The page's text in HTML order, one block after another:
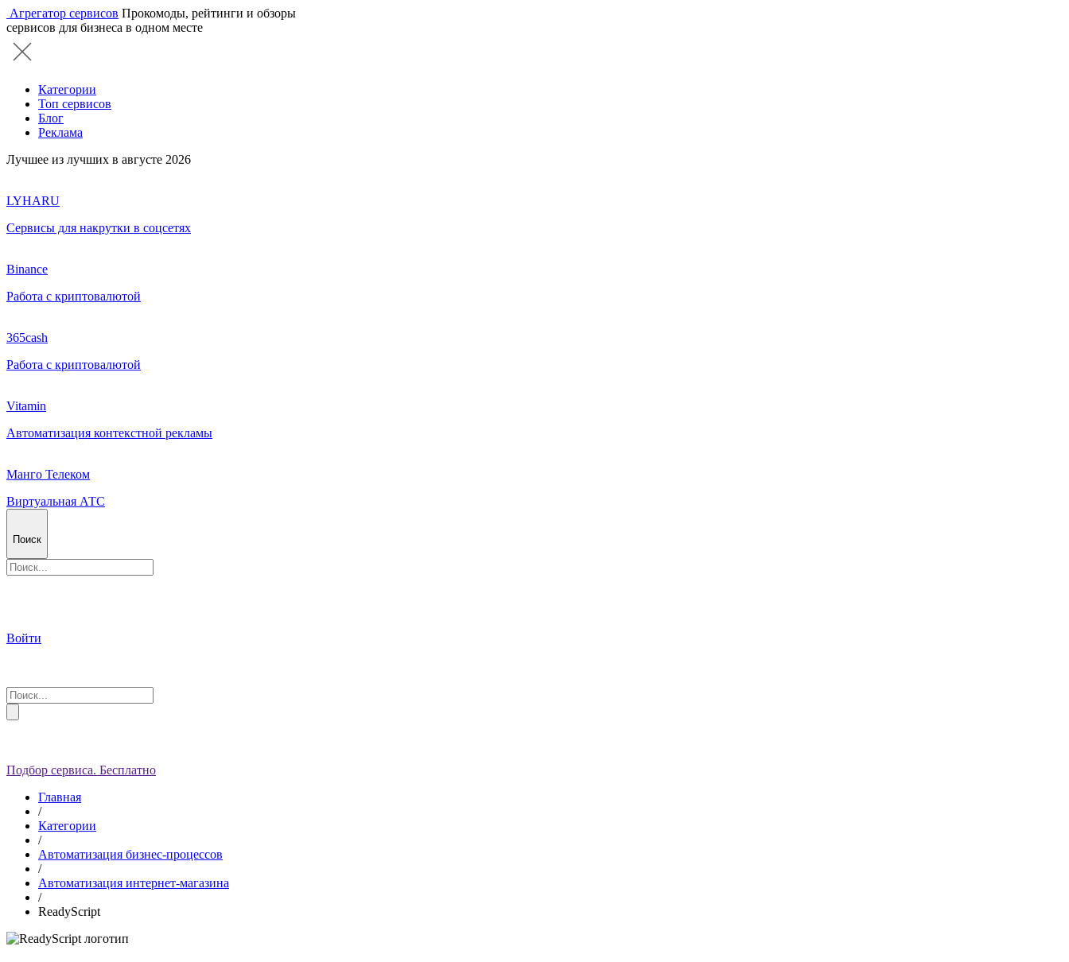
Агрегатор сервисов Прокомоды, рейтинги и обзоры
сервисов для бизнеса в одном месте
Категории
Топ сервисов
Блог
Реклама
Лучшее из лучших в августе 2026
LYHARU
Сервисы для накрутки в соцсетях
Binance
Работа с криптовалютой
365cash
Работа с криптовалютой
Vitamin
Автоматизация контекстной рекламы
Манго Телеком
Виртуальная АТС
Поиск
Войти
Подбор сервиса. Бесплатно
Главная
/
Категории
/
Автоматизация бизнес-процессов
/
Автоматизация интернет-магазина
/
ReadyScript